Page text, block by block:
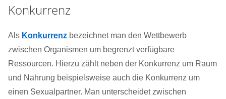
Konkurrenz
Als Konkurrenz bezeichnet man den Wettbewerb
zwischen Organismen um begrenzt verfügbare
Ressourcen. Hierzu zählt neben der Konkurrenz um Raum
und Nahrung beispielsweise auch die Konkurrenz um
einen Sexualpartner. Man unterscheidet zwischen